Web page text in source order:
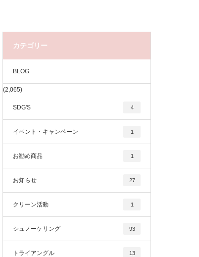
カテゴリー
BLOG
(2,065)
SDG'S 4
イベント・キャンペーン 1
お勧め商品 1
お知らせ 27
クリーン活動 1
シュノーケリング 93
トライアングル 13